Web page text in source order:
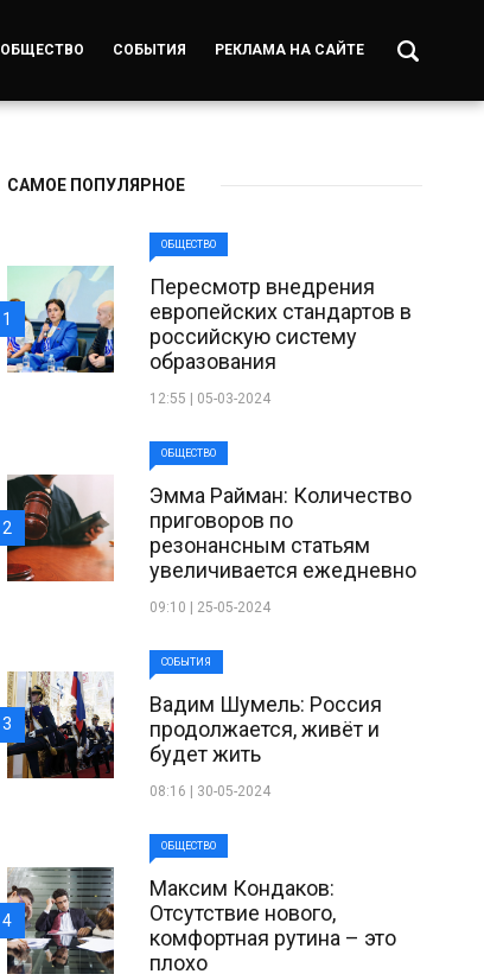
ОБЩЕСТВО СОБЫТИЯ РЕКЛАМА НА САЙТЕ
САМОЕ ПОПУЛЯРНОЕ
ОБЩЕСТВО
Пересмотр внедрения
европейских стандартов в
российскую систему
образования
12:55 | 05-03-2024
1
ОБЩЕСТВО
Эмма Райман: Количество
приговоров по
резонансным статьям
увеличивается ежедневно
09:10 | 25-05-2024
2
СОБЫТИЯ
Вадим Шумель: Россия
продолжается, живёт и
будет жить
08:16 | 30-05-2024
3
ОБЩЕСТВО
Максим Кондаков:
Отсутствие нового,
комфортная рутина – это
плохо
4